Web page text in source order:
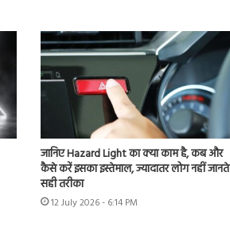
जानिए Hazard Light का क्या काम है, कब और
कैसे करें इसका इस्तेमाल, ज्यादातर लोग नहीं जानते
सही तरीका
12 July 2026 - 6:14 PM